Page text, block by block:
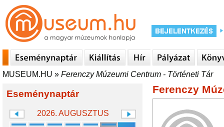
MUSEUM.HU » Ferenczy Múzeumi Centrum - Történeti Tár
Eseménynaptár
2026. AUGUSZTUS
Ferenczy